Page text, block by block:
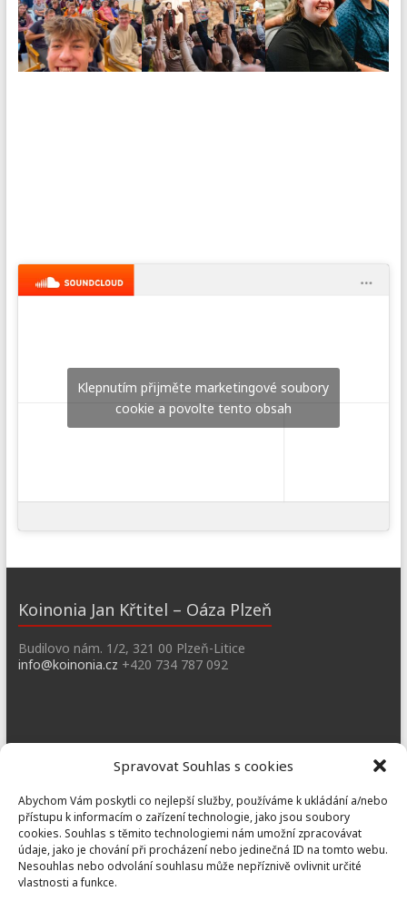
Spravovat Souhlas s cookies
Abychom Vám poskytli co nejlepší služby, používáme k ukládání a/nebo
přístupu k informacím o zařízení technologie, jako jsou soubory
cookies. Souhlas s těmito technologiemi nám umožní zpracovávat
údaje, jako je chování při procházení nebo jedinečná ID na tomto webu.
Nesouhlas nebo odvolání souhlasu může nepříznivě ovlivnit určité
vlastnosti a funkce.
Klepnutím přijměte marketingové soubory
cookie a povolte tento obsah
Koinonia Jan Křtitel – Oáza Plzeň
Budilovo nám. 1/2, 321 00 Plzeň-Litice
info@koinonia.cz +420 734 787 092
dobrany@koinonia.cz+420 733 741 190
Prusiny